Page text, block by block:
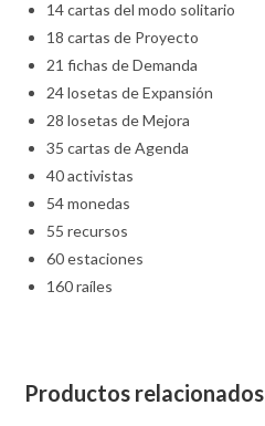
14 cartas del modo solitario
18 cartas de Proyecto
21 fichas de Demanda
24 losetas de Expansión
28 losetas de Mejora
35 cartas de Agenda
40 activistas
54 monedas
55 recursos
60 estaciones
160 raíles
Productos relacionados